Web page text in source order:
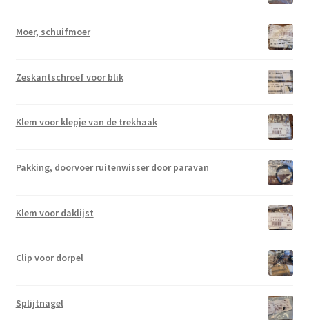
Moer, schuifmoer
Zeskantschroef voor blik
Klem voor klepje van de trekhaak
Pakking, doorvoer ruitenwisser door paravan
Klem voor daklijst
Clip voor dorpel
Splijtnagel